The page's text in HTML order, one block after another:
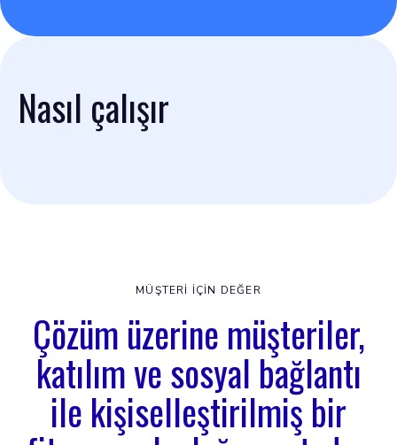
Nasıl çalışır
MÜŞTERI IÇIN DEĞER
Çözüm üzerine müşteriler,
katılım ve sosyal bağlantı
ile kişiselleştirilmiş bir